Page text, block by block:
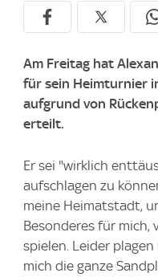
Am Freitag hat
für sein Heimturnier
aufgrund von
erteilt.
Er sei "wirklich
aufschlagen zu
meine Heimatstadt,
Besonderes für mich,
spielen. Leider
mich die ganze